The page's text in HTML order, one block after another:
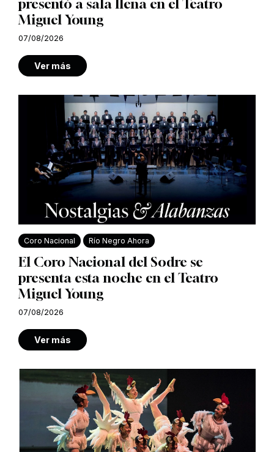
presentó a sala llena en el Teatro
Miguel Young
07/08/2026
Ver más
Coro Nacional Río Negro Ahora
El Coro Nacional del Sodre se
presenta esta noche en el Teatro
Miguel Young
07/08/2026
Ver más